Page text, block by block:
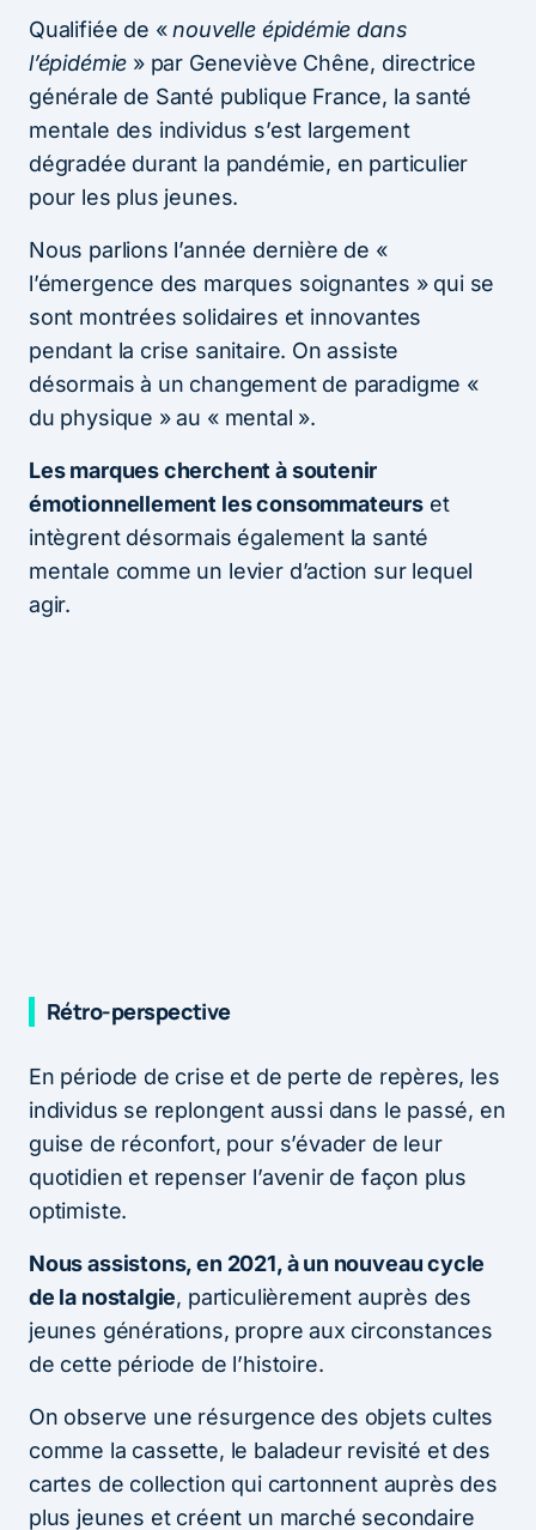
Qualifiée de «nouvelle épidémie dans
l’épidémie » par Geneviève Chêne, directrice
générale de Santé publique France, la santé
mentale des individus s’est largement
dégradée durant la pandémie, en particulier
pour les plus jeunes.
Nous parlions l’année dernière de «
l’émergence des marques soignantes » qui se
sont montrées solidaires et innovantes
pendant la crise sanitaire. On assiste
désormais à un changement de paradigme «
du physique » au « mental ».
Les marques cherchent à soutenir
émotionnellement les consommateurset
intègrent désormais également la santé
mentale comme un levier d’action sur lequel
agir.
Rétro-perspective
En période de crise et de perte de repères, les
individus se replongent aussi dans le passé, en
guise de réconfort, pour s’évader de leur
quotidien et repenser l’avenir de façon plus
optimiste.
Nous assistons, en 2021, à un nouveau cycle
de la nostalgie, particulièrement auprès des
jeunes générations, propre aux circonstances
de cette période de l’histoire.
On observe une résurgence des objets cultes
comme la cassette, le baladeur revisité et des
cartes de collection qui cartonnent auprès des
plus jeunes et créent un marché secondaire